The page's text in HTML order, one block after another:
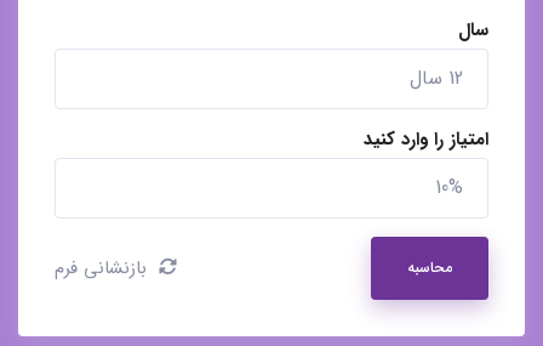
سال
امتیاز را وارد کنید
محاسبه بازنشانی فرم